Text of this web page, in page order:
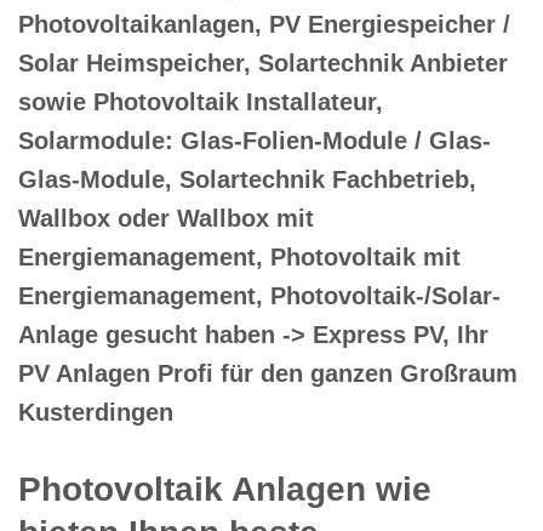
Photovoltaikanlagen, PV Energiespeicher /
Solar Heimspeicher, Solartechnik Anbieter
sowie Photovoltaik Installateur,
Solarmodule: Glas-Folien-Module / Glas-
Glas-Module, Solartechnik Fachbetrieb,
Wallbox oder Wallbox mit
Energiemanagement, Photovoltaik mit
Energiemanagement, Photovoltaik-/Solar-
Anlage gesucht haben -> Express PV, Ihr
PV Anlagen Profi für den ganzen Großraum
Kusterdingen
Photovoltaik Anlagen wie